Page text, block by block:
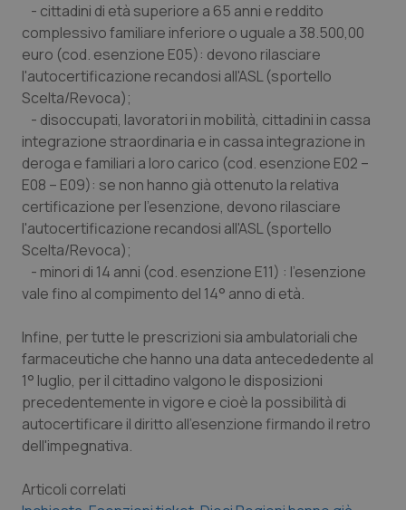
Toscana
Umbria
Valle D’Aosta
Veneto
Obesità
Oftalmologia
Oncodermatologia
Oncoematologia
Oncologia & Nutrizione
Psoriasi & pelle
Quotidiano Cardiologia
Quotidiano Chirurgia
Quotidiano Oncologia
Quotidiano Pediatria
Rene & patologie urogenitali
- cittadini di età superiore a 65 anni e reddito
complessivo familiare inferiore o uguale a 38.500,00
euro (cod. esenzione E05): devono rilasciare
l'autocertificazione recandosi all'ASL (sportello
Scelta/Revoca);
- disoccupati, lavoratori in mobilità, cittadini in cassa
integrazione straordinaria e in cassa integrazione in
deroga e familiari a loro carico (cod. esenzione E02 –
E08 – E09): se non hanno già ottenuto la relativa
certificazione per l’esenzione, devono rilasciare
l'autocertificazione recandosi all'ASL (sportello
Scelta/Revoca);
- minori di 14 anni (cod. esenzione E11) : l’esenzione
vale fino al compimento del 14° anno di età.
Infine, per tutte le prescrizioni sia ambulatoriali che
farmaceutiche che hanno una data antecededente al
1° luglio, per il cittadino valgono le disposizioni
precedentemente in vigore e cioè la possibilità di
autocertificare il diritto all'esenzione firmando il retro
dell'impegnativa.
Articoli correlati